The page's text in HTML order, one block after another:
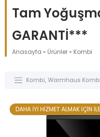
Tam
GARANTİ***
Anasayfa » Ürünler » Kombi
Kombi, Warmhaus Kombi
DAHA İYİ HİZMET ALMAK İÇİN